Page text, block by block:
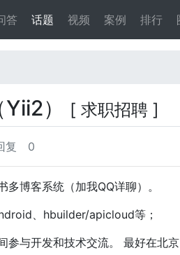
答 话题 视频 案例 排行
） [ 求职招聘 ]
复 0
博客系统（加我QQ详聊）。
、hbuilder/apicloud等；
参与开发和技术交流。 最好在北